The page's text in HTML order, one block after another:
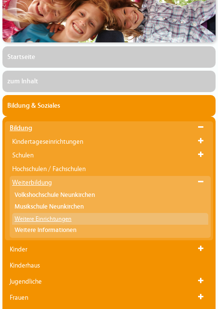
Startseite
zum Inhalt
Bildung & Soziales
Bildung
Kindertageseinrichtungen
Schulen
Hochschulen / Fachschulen
Weiterbildung
Volkshochschule Neunkirchen
Musikschule Neunkirchen
Weitere Einrichtungen
Weitere Informationen
Kinder
Kinderhaus
Jugendliche
Frauen